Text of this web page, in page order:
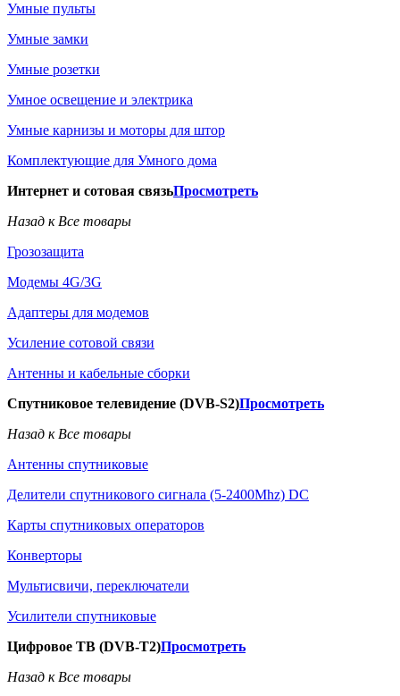
Умные пульты
Умные замки
Умные розетки
Умное освещение и электрика
Умные карнизы и моторы для штор
Комплектующие для Умного дома
Интернет и сотовая связьПросмотреть
Назад к Все товары
Грозозащита
Модемы 4G/3G
Адаптеры для модемов
Усиление сотовой связи
Антенны и кабельные сборки
Спутниковое телевидение (DVB-S2)Просмотреть
Назад к Все товары
Антенны спутниковые
Делители спутникового сигнала (5-2400Mhz) DC
Карты спутниковых операторов
Конверторы
Мультисвичи, переключатели
Усилители спутниковые
Цифровое ТВ (DVB-T2)Просмотреть
Назад к Все товары